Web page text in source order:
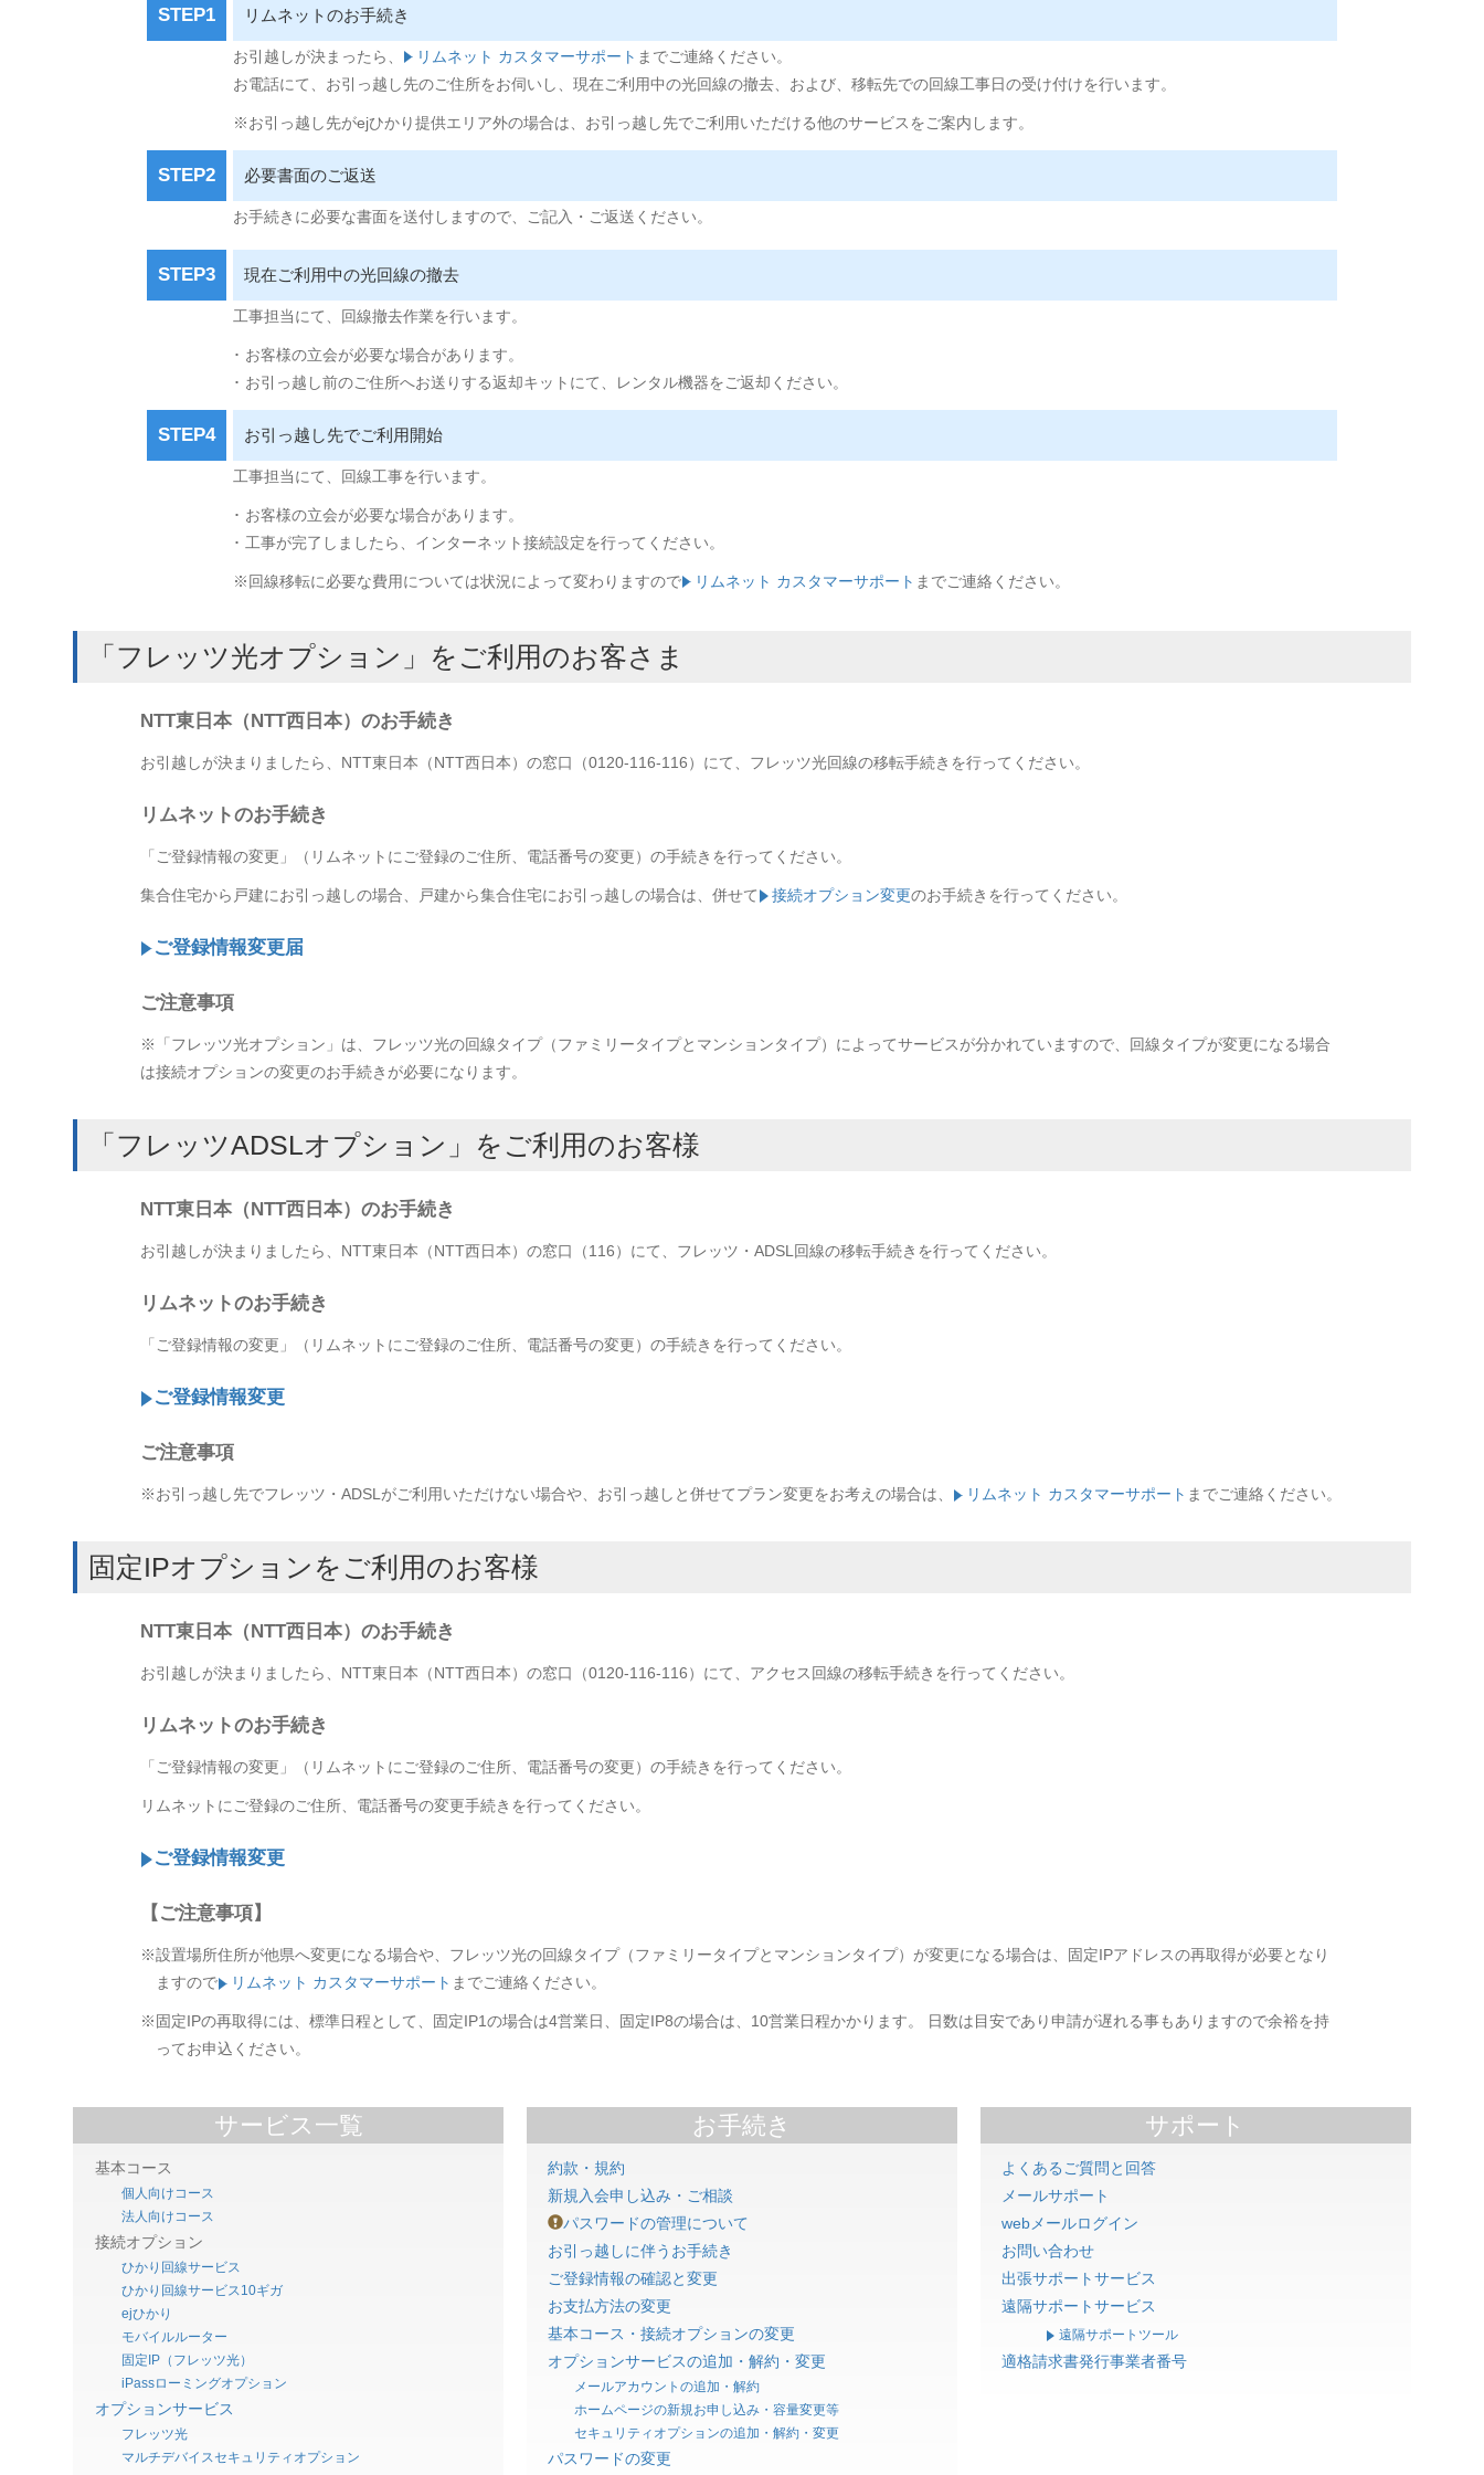
STEP1 リムネットのお手続き
お引越しが決まったら、 リムネット カスタマーサポート までご連絡ください。
お電話にて、お引っ越し先のご住所をお伺いし、現在ご利用中の光回線の撤去、および、移転先での回線工事日の受け付けを行います。
※お引っ越し先がejひかり提供エリア外の場合は、お引っ越し先でご利用いただける他のサービスをご案内します。
STEP2 必要書面のご返送
お手続きに必要な書面を送付しますので、ご記入・ご返送ください。
STEP3 現在ご利用中の光回線の撤去
工事担当にて、回線撤去作業を行います。
･ お客様の立会が必要な場合があります。
･ お引っ越し前のご住所へお送りする返却キットにて、レンタル機器をご返却ください。
STEP4 お引っ越し先でご利用開始
工事担当にて、回線工事を行います。
･ お客様の立会が必要な場合があります。
･ 工事が完了しましたら、インターネット接続設定を行ってください。
※回線移転に必要な費用については状況によって変わりますので リムネット カスタマーサポート までご連絡ください。
「フレッツ光オプション」をご利用のお客さま
NTT東日本（NTT西日本）のお手続き
お引越しが決まりましたら、NTT東日本（NTT西日本）の窓口（0120-116-116）にて、フレッツ光回線の移転手続きを行ってください。
リムネットのお手続き
「ご登録情報の変更」（リムネットにご登録のご住所、電話番号の変更）の手続きを行ってください。
集合住宅から戸建にお引っ越しの場合、戸建から集合住宅にお引っ越しの場合は、併せて 接続オプション変更のお手続きを行ってください。
ご登録情報変更届
ご注意事項
※「フレッツ光オプション」は、フレッツ光の回線タイプ（ファミリータイプとマンションタイプ）によってサービスが分かれていますので、回線タイプが変更になる場合
は接続オプションの変更のお手続きが必要になります。
「フレッツADSLオプション」をご利用のお客様
NTT東日本（NTT西日本）のお手続き
お引越しが決まりましたら、NTT東日本（NTT西日本）の窓口（116）にて、フレッツ・ADSL回線の移転手続きを行ってください。
リムネットのお手続き
「ご登録情報の変更」（リムネットにご登録のご住所、電話番号の変更）の手続きを行ってください。
ご登録情報変更
ご注意事項
※お引っ越し先でフレッツ・ADSLがご利用いただけない場合や、お引っ越しと併せてプラン変更をお考えの場合は、 リムネット カスタマーサポート までご連絡ください。
固定IPオプションをご利用のお客様
NTT東日本（NTT西日本）のお手続き
お引越しが決まりましたら、NTT東日本（NTT西日本）の窓口（0120-116-116）にて、アクセス回線の移転手続きを行ってください。
リムネットのお手続き
「ご登録情報の変更」（リムネットにご登録のご住所、電話番号の変更）の手続きを行ってください。
リムネットにご登録のご住所、電話番号の変更手続きを行ってください。
ご登録情報変更
【ご注意事項】
※設置場所住所が他県へ変更になる場合や、フレッツ光の回線タイプ（ファミリータイプとマンションタイプ）が変更になる場合は、固定IPアドレスの再取得が必要となり
ますので
リムネット カスタマーサポート までご連絡ください。
※固定IPの再取得には、標準日程として、固定IP1の場合は4営業日、固定IP8の場合は、10営業日程かかります。 日数は目安であり申請が遅れる事もありますので余裕を持
ってお申込ください。
サービス一覧
基本コース
個人向けコース
法人向けコース
接続オプション
ひかり回線サービス
ひかり回線サービス10ギガ
ejひかり
モバイルルーター
固定IP（フレッツ光）
iPassローミングオプション
オプションサービス
フレッツ光
マルチデバイスセキュリティオプション
お手続き
約款・規約
新規入会申し込み・ご相談
パスワードの管理について
お引っ越しに伴うお手続き
ご登録情報の確認と変更
お支払方法の変更
基本コース・接続オプションの変更
オプションサービスの追加・解約・変更
メールアカウントの追加・解約
ホームページの新規お申し込み・容量変更等
セキュリティオプションの追加・解約・変更
パスワードの変更
サポート
よくあるご質問と回答
メールサポート
webメールログイン
お問い合わせ
出張サポートサービス
遠隔サポートサービス
遠隔サポートツール
適格請求書発行事業者番号